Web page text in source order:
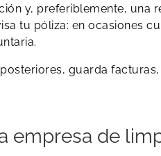
y, preferiblemente, una
tu póliza: en ocasiones
guarda
empresa de